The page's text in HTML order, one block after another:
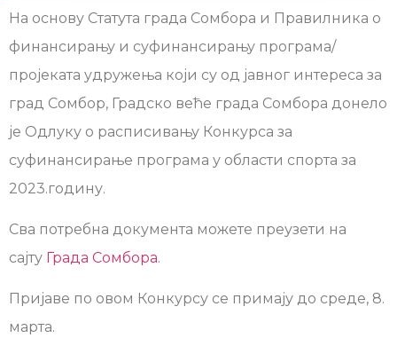
На основу Статута града Сомбора и Правилника о
финансирању и суфинансирању програма/
пројеката удружења који су од јавног интереса за
град Сомбор, Градско веће града Сомбора донело
је Одлуку о расписивању Конкурса за
суфинансирање програма у области спорта за
2023.годину.
Сва потребна документа можете преузети на
сајту Града Сомбора.
Пријаве по овом Конкурсу се примају до среде, 8.
марта.